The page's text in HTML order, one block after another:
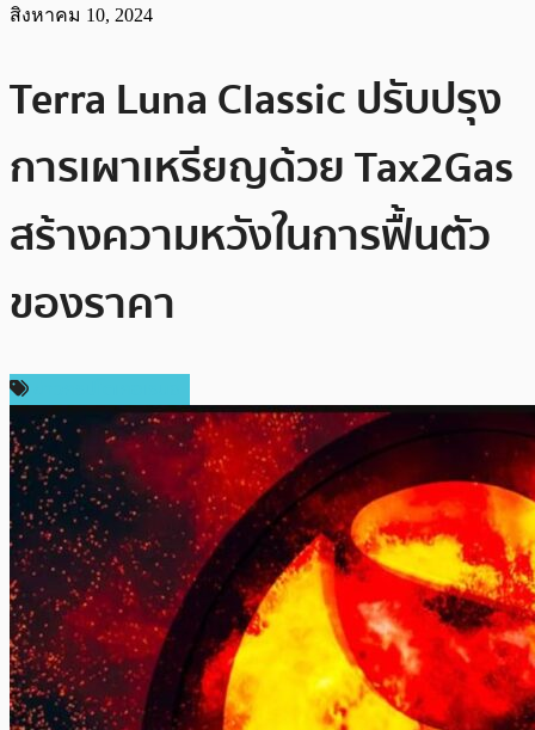
สิงหาคม 10, 2024
Terra Luna Classic ปรับปรุง
การเผาเหรียญด้วย Tax2Gas
สร้างความหวังในการฟื้นตัว
ของราคา